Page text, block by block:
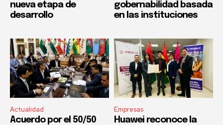
nueva etapa de
desarrollo
gobernabilidad basada
en las instituciones
Actualidad
Acuerdo por el 50/50
Empresas
Huawei reconoce la